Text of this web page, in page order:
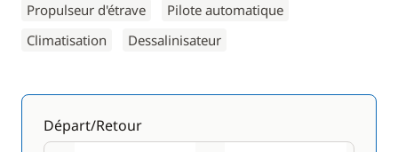
Propulseur d'étrave
Pilote automatique
Climatisation
Dessalinisateur
Départ/Retour